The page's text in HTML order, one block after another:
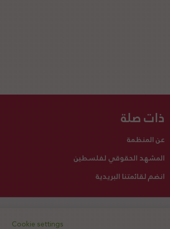
ذات صلة
عن المنظمة
المشهد الحقوقي لفلسطين
انضم لقائمتنا البريدية
اتصل بنا تبرع لنا
Cookie settings